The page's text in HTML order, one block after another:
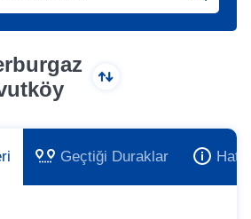
Geçtiği Duraklar Hat